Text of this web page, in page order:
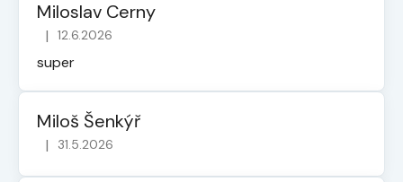
Miloslav Cerny
Hodnocení obchodu je 5 z 5 hvězdiček.
| 12.6.2026
super
Miloš Šenkýř
Hodnocení obchodu je 5 z 5 hvězdiček.
| 31.5.2026